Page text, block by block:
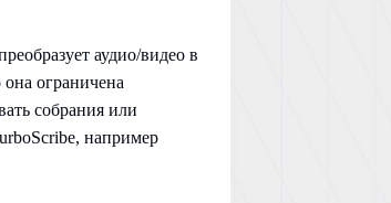
аудио/видео в
ограничена
собрания или
например